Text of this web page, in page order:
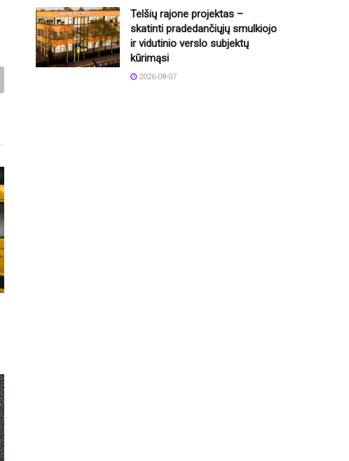
Telšių rajone projektas –
skatinti pradedančiųjų smulkiojo
ir vidutinio verslo subjektų
kūrimąsi
2026-08-07